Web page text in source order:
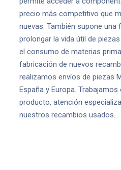
precio más competitivo que
nuevas. También supone una
prolongar la vida útil de
el consumo de materias
fabricación de nuevos
realizamos envíos de piezas
España y Europa.
producto, atención
nuestros recambios usados.